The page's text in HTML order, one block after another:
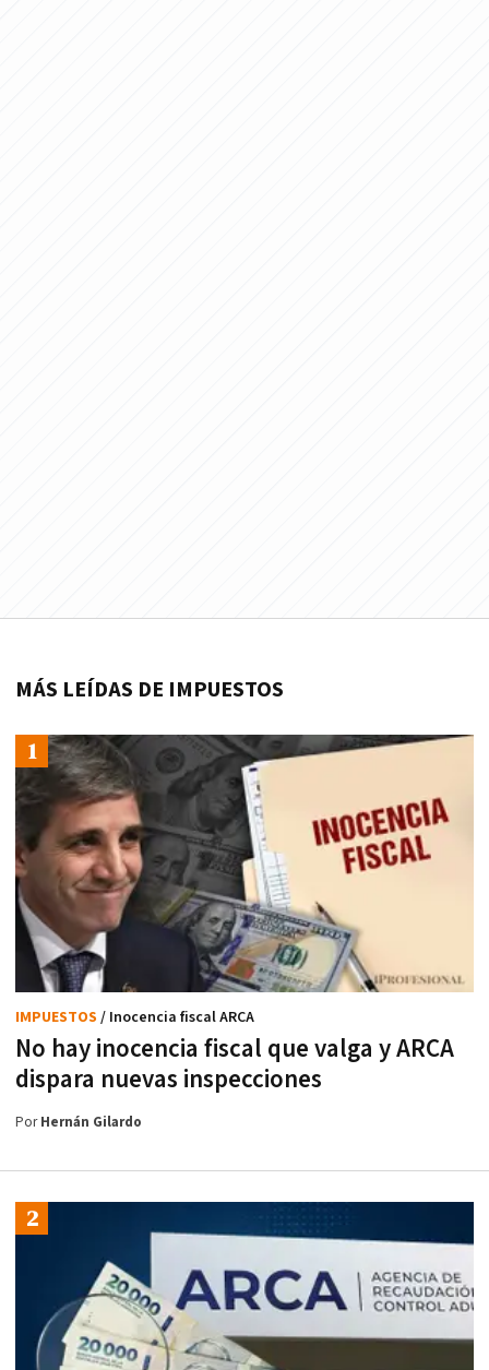
MÁS LEÍDAS DE IMPUESTOS
No hay inocencia fiscal que valga y ARCA
dispara nuevas inspecciones
IMPUESTOS / Inocencia fiscal ARCA
PorHernán Gilardo